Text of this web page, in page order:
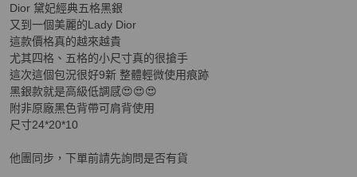
關於 《初。Vintage》 Dior 黛妃經典五格黑銀
Dior 黛妃經典五格黑銀
又到一個美麗的Lady Dior
這款價格真的越來越貴
尤其四格、五格的小尺寸真的很搶手
這次這個包況很好9新 整體輕微使用痕跡
黑銀款就是高級低調感😍😍😍
附非原廠黑色背帶可肩背使用
尺寸24*20*10
他團同步，下單前請先詢問是否有貨